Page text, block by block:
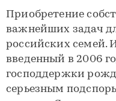
Приобретение
важнейших задач
российских семей.
введенный в 2006
господдержки
серьезным